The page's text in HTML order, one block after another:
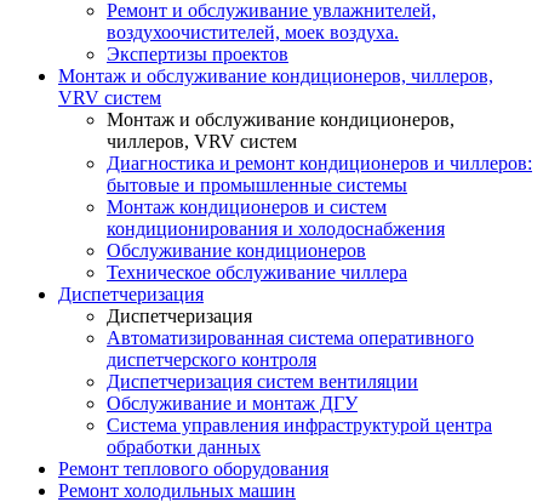
Ремонт и обслуживание увлажнителей,
воздухоочистителей, моек воздуха.
Экспертизы проектов
Монтаж и обслуживание кондиционеров, чиллеров,
VRV систем
Монтаж и обслуживание кондиционеров,
чиллеров, VRV систем
Диагностика и ремонт кондиционеров и чиллеров:
бытовые и промышленные системы
Монтаж кондиционеров и систем
кондиционирования и холодоснабжения
Обслуживание кондиционеров
Техническое обслуживание чиллера
Диспетчеризация
Диспетчеризация
Автоматизированная система оперативного
диспетчерского контроля
Диспетчеризация систем вентиляции
Обслуживание и монтаж ДГУ
Система управления инфраструктурой центра
обработки данных
Ремонт теплового оборудования
Ремонт холодильных машин